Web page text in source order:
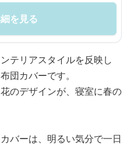
を見る
テリアスタイルを反映し
団カバーです。
のデザインが、寝室に春の
バーは、明るい気分で一日